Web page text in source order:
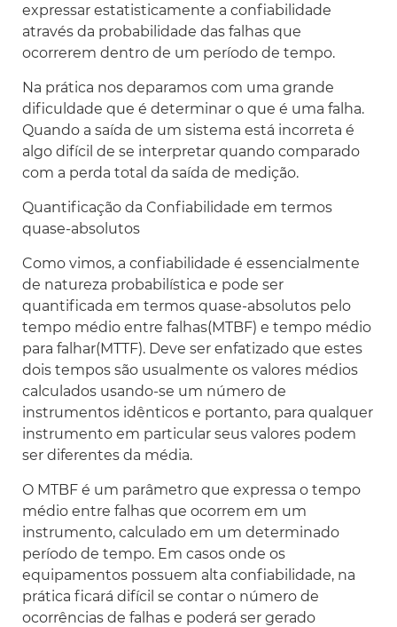
expressar estatisticamente a confiabilidade
através da probabilidade das falhas que
ocorrerem dentro de um período de tempo.
Na prática nos deparamos com uma grande
dificuldade que é determinar o que é uma falha.
Quando a saída de um sistema está incorreta é
algo difícil de se interpretar quando comparado
com a perda total da saída de medição.
Quantificação da Confiabilidade em termos
quase-absolutos
Como vimos, a confiabilidade é essencialmente
de natureza probabilística e pode ser
quantificada em termos quase-absolutos pelo
tempo médio entre falhas(MTBF) e tempo médio
para falhar(MTTF). Deve ser enfatizado que estes
dois tempos são usualmente os valores médios
calculados usando-se um número de
instrumentos idênticos e portanto, para qualquer
instrumento em particular seus valores podem
ser diferentes da média.
O MTBF é um parâmetro que expressa o tempo
médio entre falhas que ocorrem em um
instrumento, calculado em um determinado
período de tempo. Em casos onde os
equipamentos possuem alta confiabilidade, na
prática ficará difícil se contar o número de
ocorrências de falhas e poderá ser gerado